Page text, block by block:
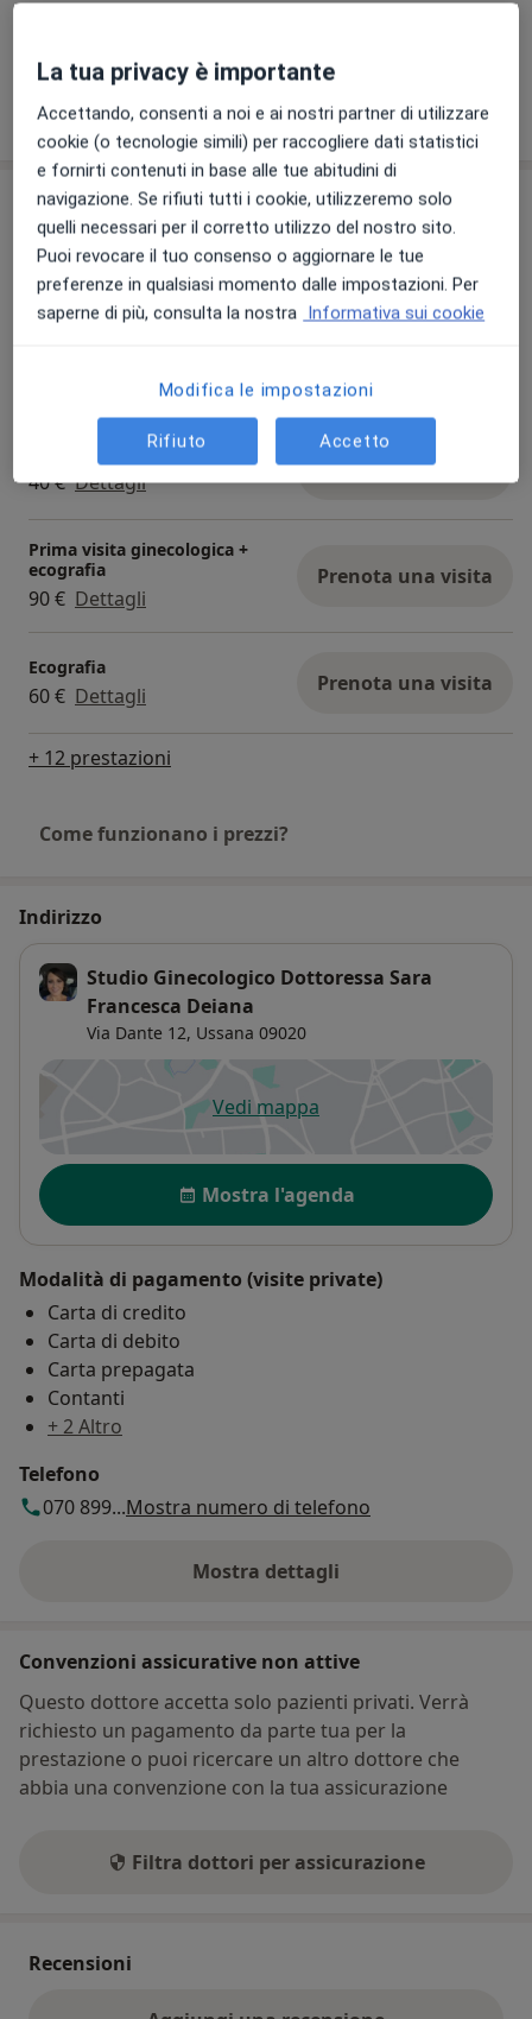
Mostra dettagli
sull'esperienza
Prestazioni e prezzi
Visita ginecologica
60 € Dettagli Prenota una visita
40 € Dettagli Prenota una visita
Prima visita ginecologica +
ecografia
90 € Dettagli
Prenota una visita
Ecografia
60 € Dettagli Prenota una visita
+ 12 prestazioni
Come funzionano i prezzi?
Indirizzo
Studio Ginecologico Dottoressa Sara
Francesca Deiana
Via Dante 12, Ussana 09020
Vedi mappasi apre in una nuova scheda
Disponibilità
Mostra l'agenda
Modalità di pagamento (visite private)
Carta di credito
Carta di debito
Carta prepagata
Contanti
+ 2 Altro
Telefono
070 899...Mostra numero di telefono
Mostra dettagli
sull'indirizzo
Convenzioni assicurative non attive
Questo dottore accetta solo pazienti privati. Verrà
richiesto un pagamento da parte tua per la
prestazione o puoi ricercare un altro dottore che
abbia una convenzione con la tua assicurazione
Filtra dottori per assicurazione
Recensioni
La tua privacy è importante
Accettando, consenti a noi e ai nostri partner di utilizzare
cookie (o tecnologie simili) per raccogliere dati statistici
e fornirti contenuti in base alle tue abitudini di
navigazione. Se rifiuti tutti i cookie, utilizzeremo solo
quelli necessari per il corretto utilizzo del nostro sito.
Puoi revocare il tuo consenso o aggiornare le tue
preferenze in qualsiasi momento dalle impostazioni. Per
saperne di più, consulta la nostra Informativa sui cookie
Modifica le impostazioni
Rifiuto Accetto